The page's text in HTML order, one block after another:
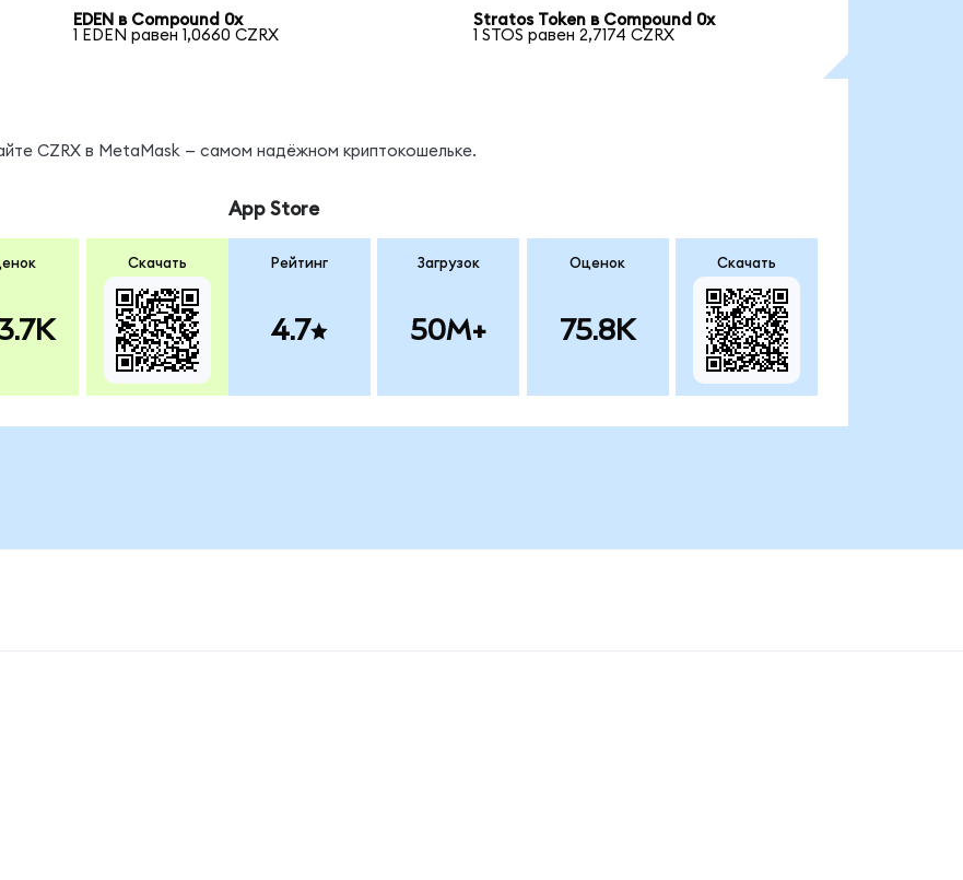
EDEN в Compound 0x
1 EDEN равен 1,0660 CZRX
Stratos Token в Compound 0x
1 STOS равен 2,7174 CZRX
CZRX в MetaMask — самом надёжном криптокошельке.
Скачать
App Store
Рейтинг
4.7
Загрузок
50M+
Оценок
75.8K
Скачать